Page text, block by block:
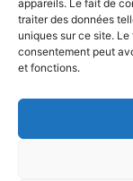
appareils. Le fait de
traiter des données
uniques sur ce site.
consentement peut
et fonctions.